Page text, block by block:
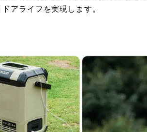
アライフを実現します。